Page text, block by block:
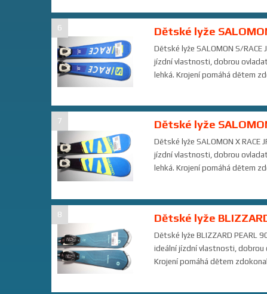
6 Dětské lyže
Dětské lyže SALOMON S/
jízdní vlastnosti, dobrou
lehká. Krojení pomáhá dětem
7 Dětské lyže
Dětské lyže SALOMON X
jízdní vlastnosti, dobrou
lehká. Krojení pomáhá dětem
8 Dětské lyže
Dětské lyže BLIZZARD PEARL
ideální jízdní vlastnosti, dobrou
Krojení pomáhá dětem